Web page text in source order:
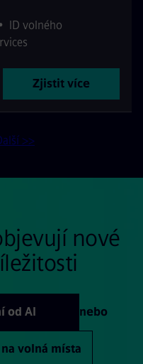
• ID volného
Zjistit více
>>
nové
od AI nebo
volná místa